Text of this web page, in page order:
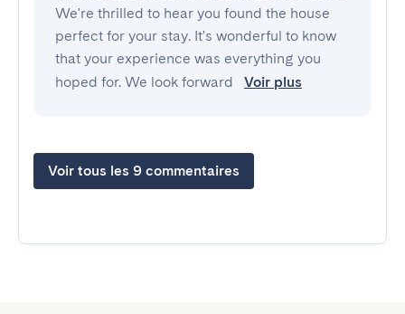
We're thrilled to hear you found the house
perfect for your stay. It's wonderful to know
that your experience was everything you
hoped for. We look forward
Voir plus
Voir tous les 9 commentaires